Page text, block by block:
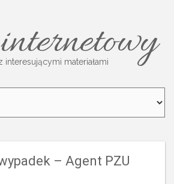
interesującymi materiałami
– Agent PZU